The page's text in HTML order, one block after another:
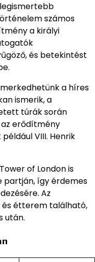
számos
a királyi
és betekintést
a híres
ismerik, a
túrák során
erődítmény
VIII. Henrik
of London is
partján, így érdemes
Az
és étterem található,
után.